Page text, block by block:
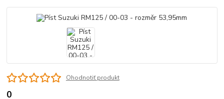
Ohodnotiť produkt
0